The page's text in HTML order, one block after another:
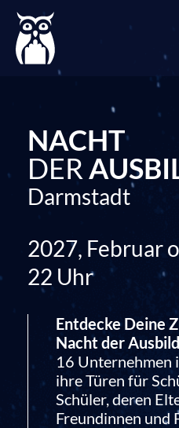
Zum
Inhalt
springen
NACHT
DER
Darmstadt
2027, Februar
22 Uhr
Entdecke Deine
Nacht der
16 Unternehmen
ihre Türen für
Schüler, deren
Freundinnen und